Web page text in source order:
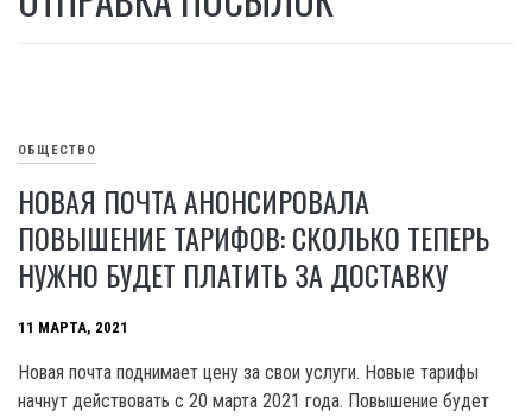
ОБЩЕСТВО
НОВАЯ ПОЧТА АНОНСИРОВАЛА
ПОВЫШЕНИЕ ТАРИФОВ: СКОЛЬКО ТЕПЕРЬ
НУЖНО БУДЕТ ПЛАТИТЬ ЗА ДОСТАВКУ
11 МАРТА, 2021
Новая почта поднимает цену за свои услуги. Новые тарифы
начнут действовать с 20 марта 2021 года. Повышение будет